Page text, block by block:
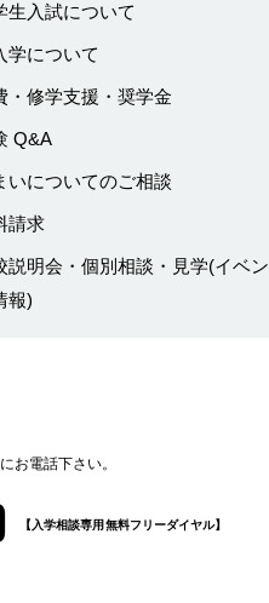
生入試について
学について
・修学支援・奨学金
Q&A
いについてのご相談
請求
説明会・個別相談・見学(イベン
報)
お電話下さい。
【入学相談専用 無料フリーダイヤル】